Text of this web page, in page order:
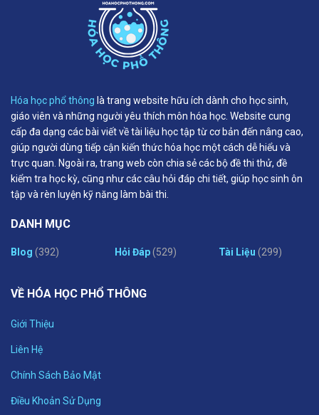
Hóa học phổ thông là trang website hữu ích dành cho học sinh,
giáo viên và những người yêu thích môn hóa học. Website cung
cấp đa dạng các bài viết về tài liệu học tập từ cơ bản đến nâng cao,
giúp người dùng tiếp cận kiến thức hóa học một cách dễ hiểu và
trực quan. Ngoài ra, trang web còn chia sẻ các bộ đề thi thử, đề
kiểm tra học kỳ, cũng như các câu hỏi đáp chi tiết, giúp học sinh ôn
tập và rèn luyện kỹ năng làm bài thi.
DANH MỤC
Blog (392) Hỏi Đáp(529) Tài Liệu (299)
VỀ HÓA HỌC PHỔ THÔNG
Giới Thiệu
Liên Hệ
Chính Sách Bảo Mật
Điều Khoản Sử Dụng